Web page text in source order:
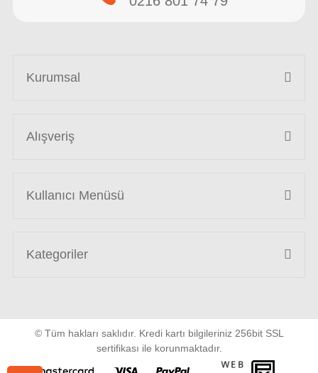
Kurumsal
Alışveriş
Kullanıcı Menüsü
Kategoriler
© Tüm hakları saklıdır. Kredi kartı bilgileriniz 256bit SSL
sertifikası ile korunmaktadır.
WEB